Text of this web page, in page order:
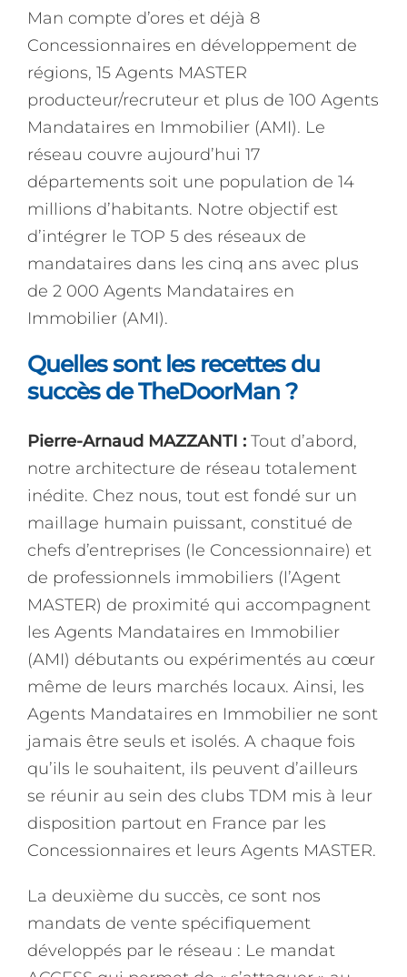
Man compte d’ores et déjà 8
Concessionnaires en développement de
régions, 15 Agents MASTER
producteur/recruteur et plus de 100 Agents
Mandataires en Immobilier (AMI). Le
réseau couvre aujourd’hui 17
départements soit une population de 14
millions d’habitants. Notre objectif est
d’intégrer le TOP 5 des réseaux de
mandataires dans les cinq ans avec plus
de 2 000 Agents Mandataires en
Immobilier (AMI).
Quelles sont les recettes du
succès de TheDoorMan ?
Pierre-Arnaud MAZZANTI : Tout d’abord,
notre architecture de réseau totalement
inédite. Chez nous, tout est fondé sur un
maillage humain puissant, constitué de
chefs d’entreprises (le Concessionnaire) et
de professionnels immobiliers (l’Agent
MASTER) de proximité qui accompagnent
les Agents Mandataires en Immobilier
(AMI) débutants ou expérimentés au cœur
même de leurs marchés locaux. Ainsi, les
Agents Mandataires en Immobilier ne sont
jamais être seuls et isolés. A chaque fois
qu’ils le souhaitent, ils peuvent d’ailleurs
se réunir au sein des clubs TDM mis à leur
disposition partout en France par les
Concessionnaires et leurs Agents MASTER.
La deuxième du succès, ce sont nos
mandats de vente spécifiquement
développés par le réseau : Le mandat